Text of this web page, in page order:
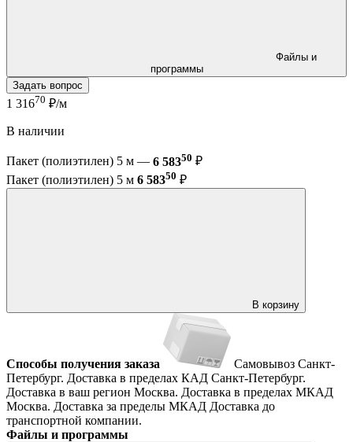
программы
Задать вопрос
1 31670 ₽/м
В наличии
Пакет (полиэтилен) 5 м — 6 58350 ₽
Пакет (полиэтилен) 5 м 6 58350 ₽
В корзину
Способы получения заказа Самовывоз Санкт-
Петербург. Доставка в пределах КАД Санкт-Петербург.
Доставка в ваш регион Москва. Доставка в пределах МКАД
Москва. Доставка за пределы МКАД Доставка до
транспортной компании.
Файлы и программы